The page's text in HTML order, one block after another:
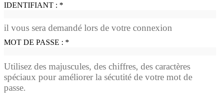
IDENTIFIANT : *
il vous sera demandé lors de votre connexion
MOT DE PASSE : *
Utilisez des majuscules, des chiffres, des caractères
spéciaux pour améliorer la sécutité de votre mot de
passe.